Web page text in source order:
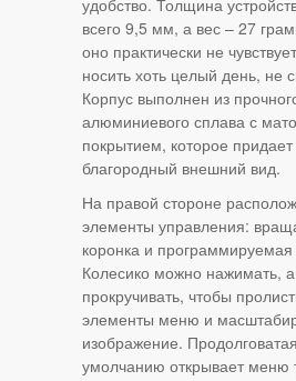
удобство. Толщина
всего 9,5 мм, а вес – 27
оно практически не
носить хоть целый день, не
Корпус выполнен из
алюминиевого сплава с
покрытием, которое
благородный внешний вид.
На правой стороне
элементы управления:
коронка и программируемая
Колесико можно нажимать,
прокручивать, чтобы
элементы меню и
изображение.
умолчанию открывает меню